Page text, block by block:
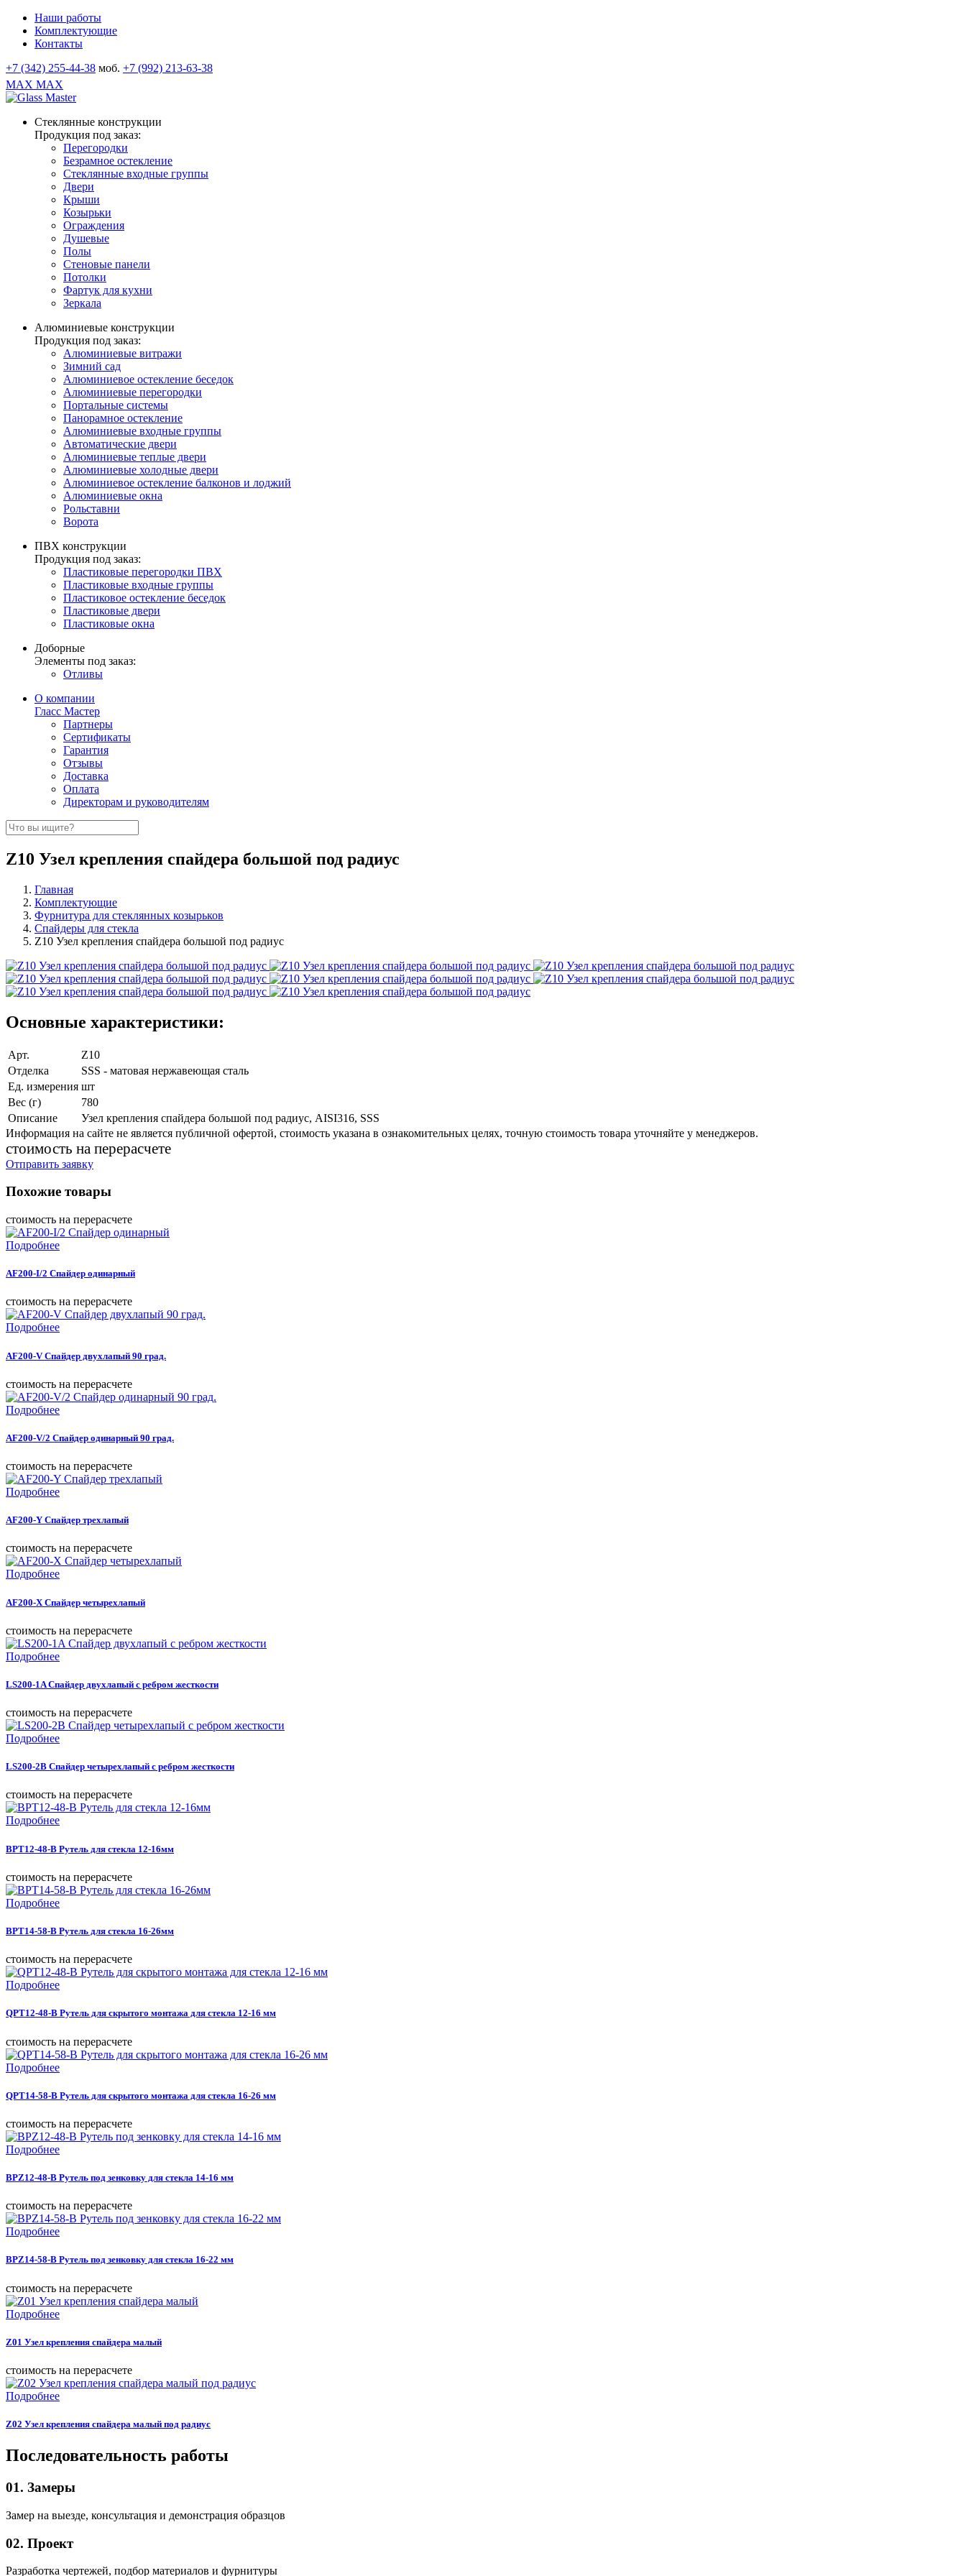
Наши работы
Комплектующие
Контакты
+7 (342) 255-44-38 моб. +7 (992) 213-63-38
MAX MAX
Стеклянные конструкции
Продукция под заказ:
Перегородки
Безрамное остекление
Стеклянные входные группы
Двери
Крыши
Козырьки
Ограждения
Душевые
Полы
Стеновые панели
Потолки
Фартук для кухни
Зеркала
Алюминиевые конструкции
Продукция под заказ:
Алюминиевые витражи
Зимний сад
Алюминиевое остекление беседок
Алюминиевые перегородки
Портальные системы
Панорамное остекление
Алюминиевые входные группы
Автоматические двери
Алюминиевые теплые двери
Алюминиевые холодные двери
Алюминиевое остекление балконов и лоджий
Алюминиевые окна
Рольставни
Ворота
ПВХ конструкции
Продукция под заказ:
Пластиковые перегородки ПВХ
Пластиковые входные группы
Пластиковое остекление беседок
Пластиковые двери
Пластиковые окна
Доборные
Элементы под заказ:
Отливы
О компании
Гласс Мастер
Партнеры
Сертификаты
Гарантия
Отзывы
Доставка
Оплата
Директорам и руководителям
Z10 Узел крепления спайдера большой под радиус
Главная
Комплектующие
Фурнитура для стеклянных козырьков
Спайдеры для стекла
Z10 Узел крепления спайдера большой под радиус
Основные характеристики:
Арт.
Z10
Отделка
SSS - матовая нержавеющая сталь
Ед. измерения шт
Вес (г)
780
Описание
Узел крепления спайдера большой под радиус, AISI316, SSS
Информация на сайте не является публичной офертой, стоимость указана в ознакомительных целях, точную стоимость товара уточняйте у менеджеров.
cтоимость на перерасчете
Отправить заявку
Похожие товары
cтоимость на перерасчете
Подробнее
AF200-I/2 Спайдер одинарный
cтоимость на перерасчете
Подробнее
AF200-V Спайдер двухлапый 90 град.
cтоимость на перерасчете
Подробнее
AF200-V/2 Спайдер одинарный 90 град.
cтоимость на перерасчете
Подробнее
AF200-Y Спайдер трехлапый
cтоимость на перерасчете
Подробнее
AF200-X Спайдер четырехлапый
cтоимость на перерасчете
Подробнее
LS200-1A Спайдер двухлапый с ребром жесткости
cтоимость на перерасчете
Подробнее
LS200-2B Спайдер четырехлапый с ребром жесткости
cтоимость на перерасчете
Подробнее
BPT12-48-B Рутель для стекла 12-16мм
cтоимость на перерасчете
Подробнее
BPT14-58-B Рутель для стекла 16-26мм
cтоимость на перерасчете
Подробнее
QPT12-48-B Рутель для скрытого монтажа для стекла 12-16 мм
cтоимость на перерасчете
Подробнее
QPT14-58-B Рутель для скрытого монтажа для стекла 16-26 мм
cтоимость на перерасчете
Подробнее
BPZ12-48-B Рутель под зенковку для стекла 14-16 мм
cтоимость на перерасчете
Подробнее
BPZ14-58-B Рутель под зенковку для стекла 16-22 мм
cтоимость на перерасчете
Подробнее
Z01 Узел крепления спайдера малый
cтоимость на перерасчете
Подробнее
Z02 Узел крепления спайдера малый под радиус
Последовательность работы
01. Замеры
Замер на выезде, консультация и демонстрация образцов
02. Проект
Разработка чертежей, подбор материалов и фурнитуры